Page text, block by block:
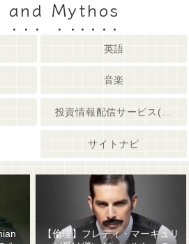
and Mythos
英語
音楽
サイトナビ
【倫理】フレディ・マーキュリ